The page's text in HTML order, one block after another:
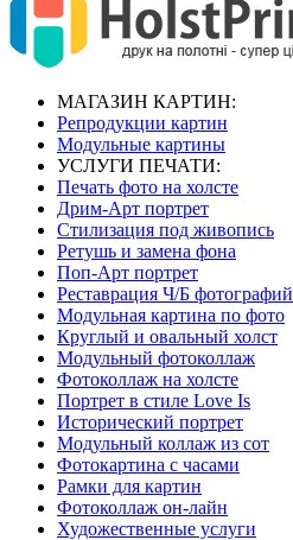
МАГАЗИН КАРТИН:
Репродукции картин
Модульные картины
УСЛУГИ ПЕЧАТИ:
Печать фото на холсте
Дрим-Арт портрет
Стилизация под живопись
Ретушь и замена фона
Поп-Арт портрет
Реставрация Ч/Б фотографий
Модульная картина по фото
Круглый и овальный холст
Модульный фотоколлаж
Фотоколлаж на холсте
Портрет в стиле Love Is
Исторический портрет
Модульный коллаж из сот
Фотокартина с часами
Рамки для картин
Фотоколлаж он-лайн
Художественные услуги